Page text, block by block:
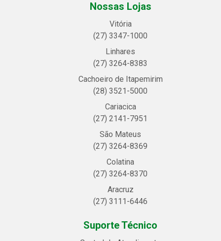
Nossas Lojas
Vitória
(27) 3347-1000
Linhares
(27) 3264-8383
Cachoeiro de Itapemirim
(28) 3521-5000
Cariacica
(27) 2141-7951
São Mateus
(27) 3264-8369
Colatina
(27) 3264-8370
Aracruz
(27) 3111-6446
Suporte Técnico